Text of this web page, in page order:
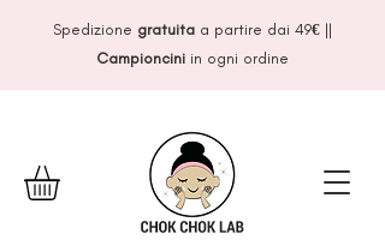
Spedizione gratuitaa partire dai 49€||
Campioncini in ogni ordine